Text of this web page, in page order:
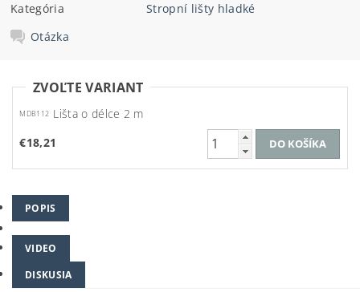
Kategória
Stropní lišty hladké
Otázka
ZVOĽTE VARIANT
MDB112 Lišta o délce 2 m
€18,21
POPIS
VIDEO
DISKUSIA